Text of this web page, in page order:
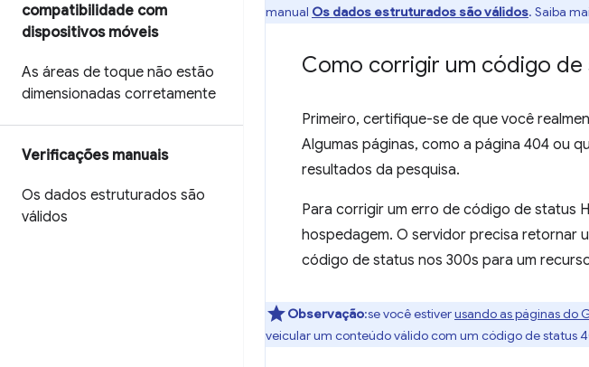
compatibilidade com
dispositivos móveis
As áreas de toque não estão
dimensionadas corretamente
Verificações manuais
Os dados estruturados são
válidos
manual Os dados estruturados são válidos. Saiba
Como corrigir um código
Primeiro, certifique-se de que você
Algumas páginas, como a página 404 ou
resultados da pesquisa.
Para corrigir um erro de código de status
hospedagem. O servidor precisa retornar
código de status nos 300s para um
Observação:se você estiverusando as páginas do
veicular um conteúdo válido com um código de status